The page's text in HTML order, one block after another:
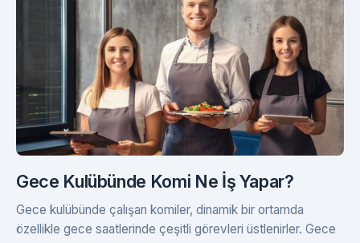
Gece Kulübünde Komi Ne İş Yapar?
Gece kulübünde çalışan komiler, dinamik bir ortamda
özellikle gece saatlerinde çeşitli görevleri üstlenirler. Gece